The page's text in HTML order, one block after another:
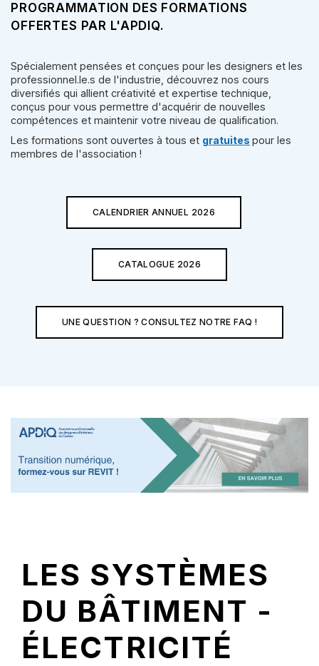
PROGRAMMATION DES FORMATIONS
OFFERTES PAR L'APDIQ.
Spécialement pensées et conçues pour les designers et les
professionnel.le.s de l'industrie, découvrez nos cours
diversifiés qui allient créativité et expertise technique,
conçus pour vous permettre d'acquérir de nouvelles
compétences et maintenir votre niveau de qualification.
Les formations sont ouvertes à tous et gratuites pour les
membres de l'association !
CALENDRIER ANNUEL 2026
CATALOGUE 2026
UNE QUESTION ? CONSULTEZ NOTRE FAQ !
LES SYSTÈMES
DU BÂTIMENT -
ÉLECTRICITÉ